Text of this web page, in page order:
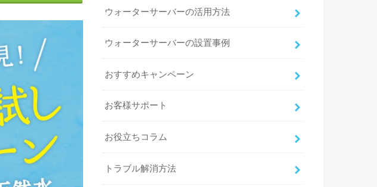
ウォーターサーバーの活用方法
ウォーターサーバーの設置事例
おすすめキャンペーン
お客様サポート
お役立ちコラム
トラブル解消方法